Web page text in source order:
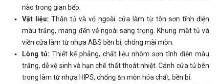
nào trong gian bếp.
Vật liệu: Thân tủ và vỏ ngoài cửa làm từ tôn sơn tĩnh điện
màu trắng, mang đến vẻ ngoài sang trọng. Khung mặt tủ và
viền cửa làm từ nhựa ABS bền bỉ, chống mài mòn.
Lòng tủ: Thiết kế phẳng, chất liệu nhôm sơn tĩnh điện màu
trắng, dễ vệ sinh và hạn chế thất thoát nhiệt. Cánh cửa tủ bên
trong làm từ nhựa HIPS, chống ăn mòn hóa chất, bền bỉ.